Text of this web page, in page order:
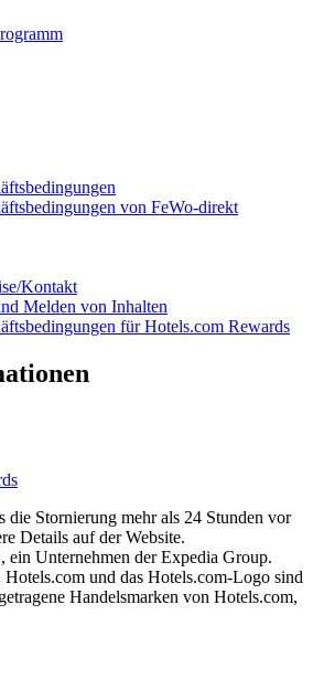
von FeWo-direkt
Kontakt
Melden von Inhalten
für Hotels.com Rewards
die Stornierung mehr als 24 Stunden vor
Details auf der Website.
Unternehmen der Expedia Group.
und das Hotels.com-Logo sind
Handelsmarken von Hotels.com,